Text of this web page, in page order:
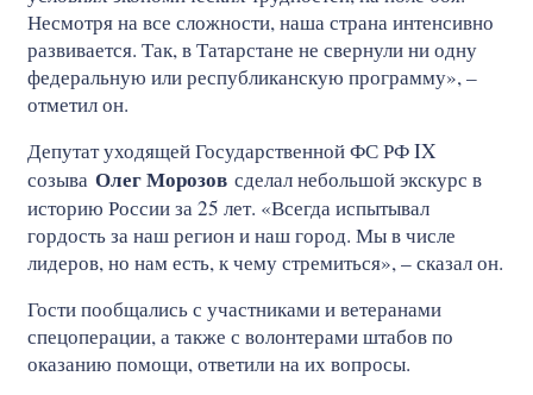
Несмотря на все сложности, наша страна интенсивно
развивается. Так, в Татарстане не свернули ни одну
федеральную или республиканскую программу», –
отметил он.
Депутат уходящей Государственной ФС РФ IX
созыва Олег Морозов сделал небольшой экскурс в
историю России за 25 лет. «Всегда испытывал
гордость за наш регион и наш город. Мы в числе
лидеров, но нам есть, к чему стремиться», – сказал он.
Гости пообщались с участниками и ветеранами
спецоперации, а также с волонтерами штабов по
оказанию помощи, ответили на их вопросы.